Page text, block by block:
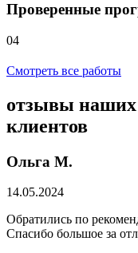
Проверенные
04
Смотреть все работы
отзывы наших
клиентов
Ольга М.
14.05.2024
Обратились по
Спасибо большое за